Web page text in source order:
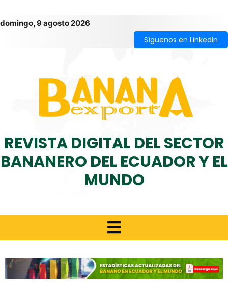
domingo, 9 agosto 2026
Síguenos en Linkedin
REVISTA DIGITAL DEL SECTOR
BANANERO DEL ECUADOR Y EL
MUNDO